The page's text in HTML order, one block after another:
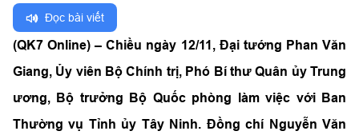
Đọc bài viết
(QK7 Online) – Chiều ngày 12/11, Đại tướng Phan Văn
Giang, Ủy viên Bộ Chính trị, Phó Bí thư Quân ủy Trung
ương, Bộ trưởng Bộ Quốc phòng làm việc với Ban
Thường vụ Tỉnh ủy Tây Ninh. Đồng chí Nguyễn Văn